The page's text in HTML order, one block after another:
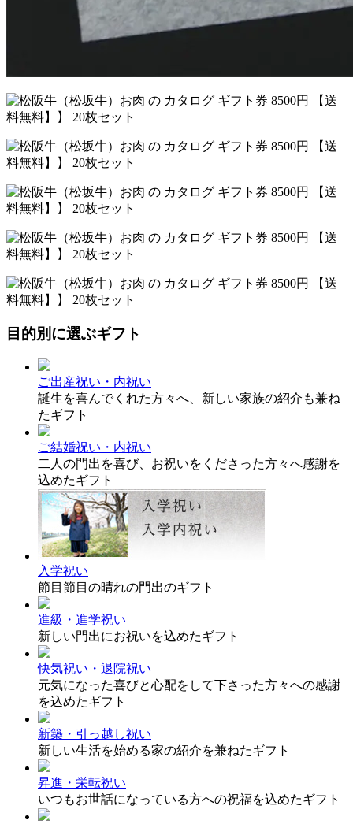
目的別に選ぶギフト
ご出産祝い・内祝い
誕生を喜んでくれた方々へ、新しい家族の紹介も兼ね
たギフト
ご結婚祝い・内祝い
二人の門出を喜び、お祝いをくださった方々へ感謝を
込めたギフト
入学祝い
節目節目の晴れの門出のギフト
進級・進学祝い
新しい門出にお祝いを込めたギフト
快気祝い・退院祝い
元気になった喜びと心配をして下さった方々への感謝
を込めたギフト
新築・引っ越し祝い
新しい生活を始める家の紹介を兼ねたギフト
昇進・栄転祝い
いつもお世話になっている方への祝福を込めたギフト